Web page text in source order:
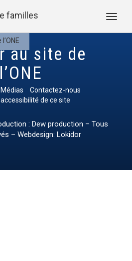
familles
au site de
l’ONE
Médias
Contactez-nous
de ce site
: Dew production – Tous
– Webdesign: Lokidor